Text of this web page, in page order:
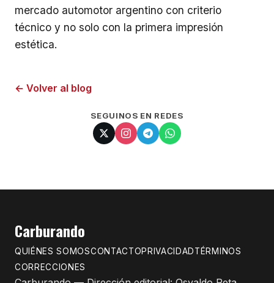
mercado automotor argentino con criterio
técnico y no solo con la primera impresión
estética.
← Volver al blog
SEGUINOS EN REDES
Carburando
QUIÉNES SOMOSCONTACTOPRIVACIDADTÉRMINOS
CORRECCIONES